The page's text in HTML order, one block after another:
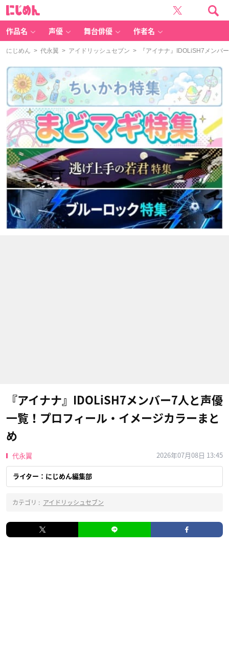
作品名 声優 舞台俳優 作者名
にじめん > 代永翼 > アイドリッシュセブン > 『アイナナ』IDOLiSH7メンバ
『アイナナ』IDOLiSH7メンバー7人と声優
一覧！プロフィール・イメージカラーまと
め
代永翼 2026年07月08日 13:45
ライター：にじめん編集部
カテゴリ : アイドリッシュセブン